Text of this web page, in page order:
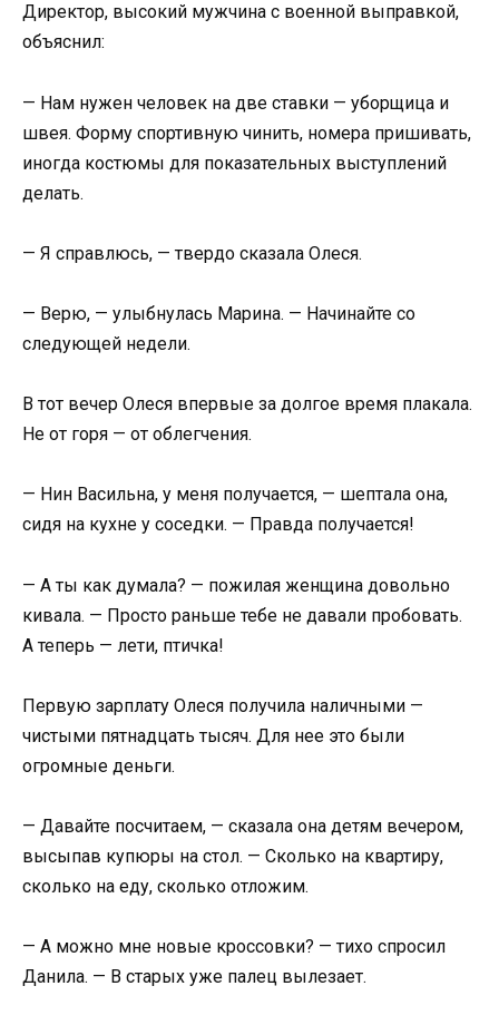
Директор, высокий мужчина с военной выправкой,
объяснил:
— Нам нужен человек на две ставки — уборщица и
швея. Форму спортивную чинить, номера пришивать,
иногда костюмы для показательных выступлений
делать.
— Я справлюсь, — твердо сказала Олеся.
— Верю, — улыбнулась Марина. — Начинайте со
следующей недели.
В тот вечер Олеся впервые за долгое время плакала.
Не от горя — от облегчения.
— Нин Васильна, у меня получается, — шептала она,
сидя на кухне у соседки. — Правда получается!
— А ты как думала? — пожилая женщина довольно
кивала. — Просто раньше тебе не давали пробовать.
А теперь — лети, птичка!
Первую зарплату Олеся получила наличными —
чистыми пятнадцать тысяч. Для нее это были
огромные деньги.
— Давайте посчитаем, — сказала она детям вечером,
высыпав купюры на стол. — Сколько на квартиру,
сколько на еду, сколько отложим.
— А можно мне новые кроссовки? — тихо спросил
Данила. — В старых уже палец вылезает.